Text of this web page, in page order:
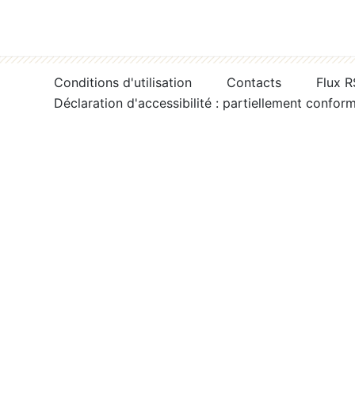
Conditions d'utilisation Contacts
Flux
Déclaration d'accessibilité : partiellement